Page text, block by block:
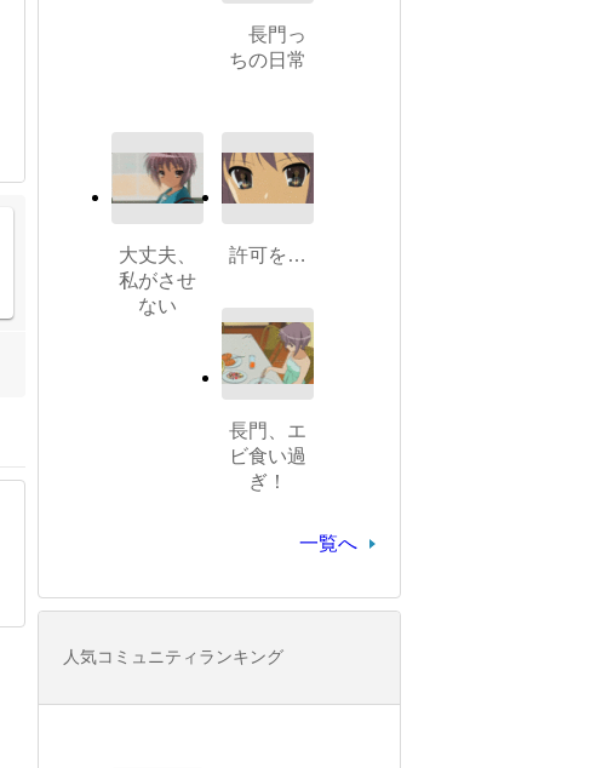
長門っ
ちの日常
大丈夫、
私がさせ
ない
許可を…
長門、エ
ビ食い過
ぎ！
一覧へ
人気コミュニティランキング